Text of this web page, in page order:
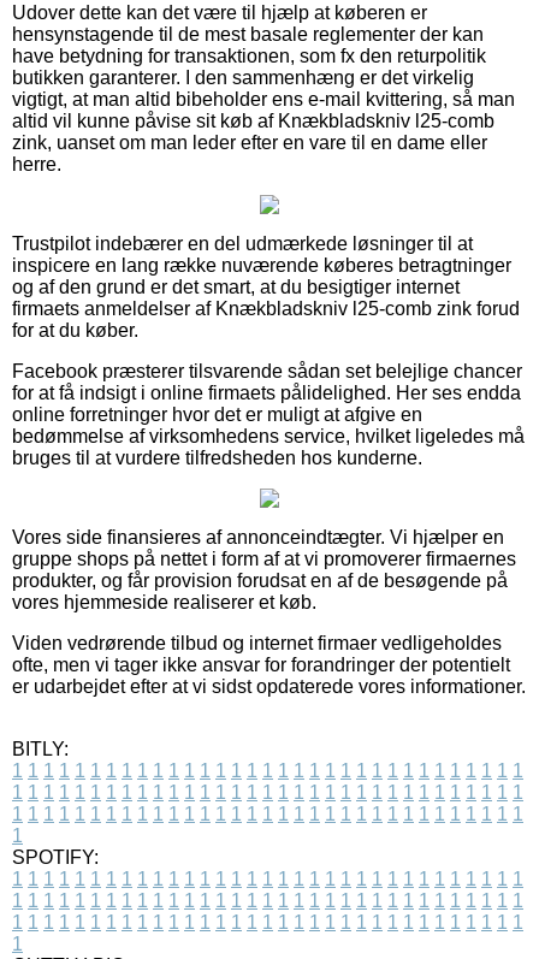
Udover dette kan det være til hjælp at køberen er
hensynstagende til de mest basale reglementer der kan
have betydning for transaktionen, som fx den returpolitik
butikken garanterer. I den sammenhæng er det virkelig
vigtigt, at man altid bibeholder ens e-mail kvittering, så man
altid vil kunne påvise sit køb af Knækbladskniv l25-comb
zink, uanset om man leder efter en vare til en dame eller
herre.
Trustpilot indebærer en del udmærkede løsninger til at
inspicere en lang række nuværende køberes betragtninger
og af den grund er det smart, at du besigtiger internet
firmaets anmeldelser af Knækbladskniv l25-comb zink forud
for at du køber.
Facebook præsterer tilsvarende sådan set belejlige chancer
for at få indsigt i online firmaets pålidelighed. Her ses endda
online forretninger hvor det er muligt at afgive en
bedømmelse af virksomhedens service, hvilket ligeledes må
bruges til at vurdere tilfredsheden hos kunderne.
Vores side finansieres af annonceindtægter. Vi hjælper en
gruppe shops på nettet i form af at vi promoverer firmaernes
produkter, og får provision forudsat en af de besøgende på
vores hjemmeside realiserer et køb.
Viden vedrørende tilbud og internet firmaer vedligeholdes
ofte, men vi tager ikke ansvar for forandringer der potentielt
er udarbejdet efter at vi sidst opdaterede vores informationer.
BITLY:
1 1 1 1 1 1 1 1 1 1 1 1 1 1 1 1 1 1 1 1 1 1 1 1 1 1 1 1 1 1 1 1 1
1 1 1 1 1 1 1 1 1 1 1 1 1 1 1 1 1 1 1 1 1 1 1 1 1 1 1 1 1 1 1 1 1
1 1 1 1 1 1 1 1 1 1 1 1 1 1 1 1 1 1 1 1 1 1 1 1 1 1 1 1 1 1 1 1 1
1
SPOTIFY:
1 1 1 1 1 1 1 1 1 1 1 1 1 1 1 1 1 1 1 1 1 1 1 1 1 1 1 1 1 1 1 1 1
1 1 1 1 1 1 1 1 1 1 1 1 1 1 1 1 1 1 1 1 1 1 1 1 1 1 1 1 1 1 1 1 1
1 1 1 1 1 1 1 1 1 1 1 1 1 1 1 1 1 1 1 1 1 1 1 1 1 1 1 1 1 1 1 1 1
1